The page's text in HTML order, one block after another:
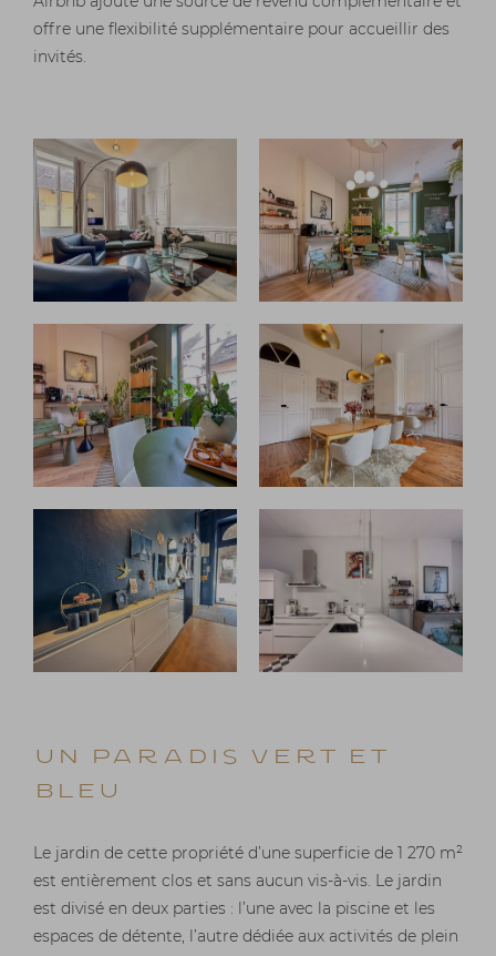
offre une flexibilité supplémentaire pour accueillir des
invités.
Un Paradis Vert et
Bleu
Le jardin de cette propriété d’une superficie de 1 270 m²
est entièrement clos et sans aucun vis-à-vis. Le jardin
est divisé en deux parties : l’une avec la piscine et les
espaces de détente, l’autre dédiée aux activités de plein